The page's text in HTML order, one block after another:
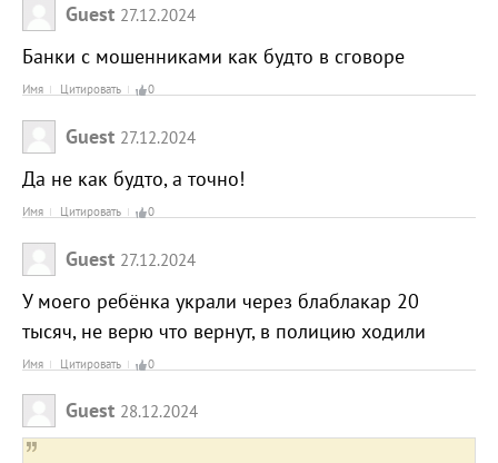
Guest 27.12.2024
Банки с мошенниками как будто в сговоре
Имя Цитировать 0
Guest 27.12.2024
Да не как будто, а точно!
Имя Цитировать 0
Guest 27.12.2024
У моего ребёнка украли через блаблакар 20
тысяч, не верю что вернут, в полицию ходили
Имя Цитировать 0
Guest 28.12.2024